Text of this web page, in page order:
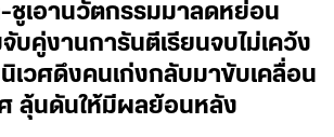
-ชูเอานวัตกรรมมาลดหย่อน
บคู่งานการันตีเรียนจบไม่เคว้ง
เวศดึงคนเก่งกลับมาขับเคลื่อน
ลุ้นดันให้มีผลย้อนหลัง